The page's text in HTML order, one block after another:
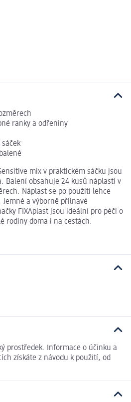
ranky a odřeniny
mix v praktickém sáčku jsou
Balení obsahuje 24 kusů náplastí v
Náplast se po použití lehce
a výborně přilnavé
FIXAplast jsou ideální pro péči o
rodiny doma i na cestách.
prostředek. Informace o účinku a
získáte z návodu k použití, od